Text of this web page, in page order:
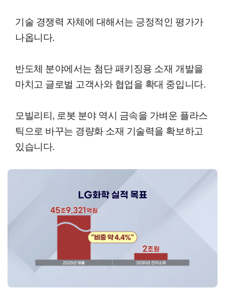
기술 경쟁력 자체에 대해서는 긍정적인 평가가
나옵니다.
반도체 분야에서는 첨단 패키징용 소재 개발을
마치고 글로벌 고객사와 협업을 확대 중입니다.
모빌리티, 로봇 분야 역시 금속을 가벼운 플라스
틱으로 바꾸는 경량화 소재 기술력을 확보하고
있습니다.